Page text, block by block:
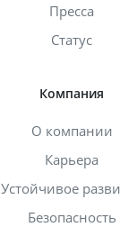
Пресса
Статус
Компания
О компании
Карьера
Устойчивое
Безопасность